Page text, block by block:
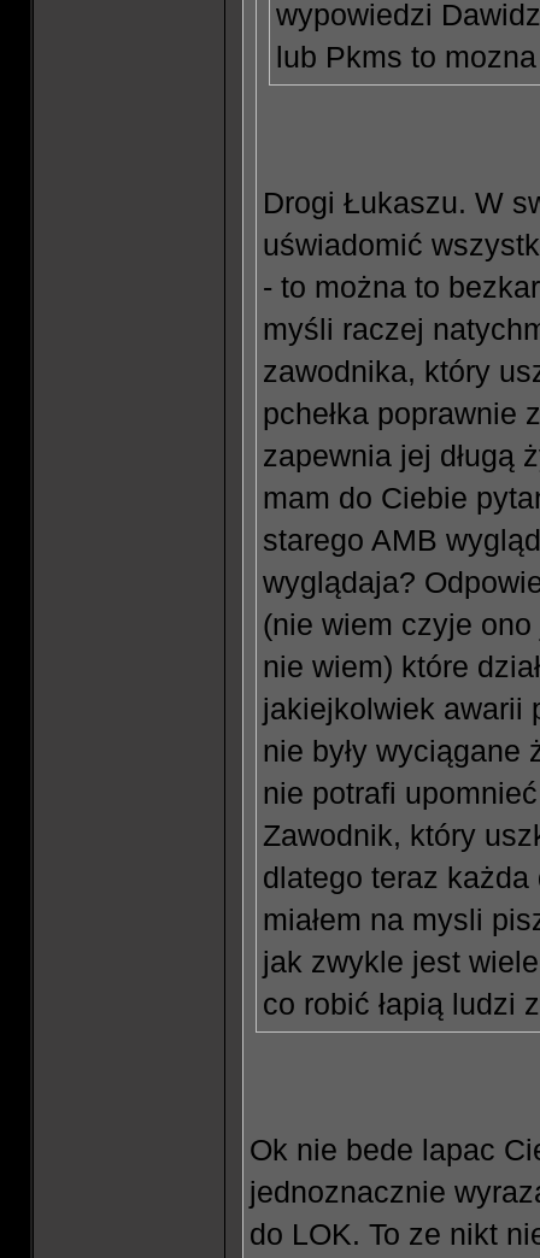
wypowiedzi
lub Pkms to
Drogi Łukaszu. W
uświadomić
- to można to
myśli raczej
zawodnika, który
pchełka poprawnie
zapewnia jej długą
mam do Ciebie
starego AMB
wyglądaja?
(nie wiem czyje ono
nie wiem) które
jakiejkolwiek awarii
nie były wyciągane
nie potrafi
Zawodnik, który
dlatego teraz każda
miałem na mysli
jak zwykle jest
co robić łapią ludzi
Ok nie bede lapac
jednoznacznie
do LOK. To ze nikt